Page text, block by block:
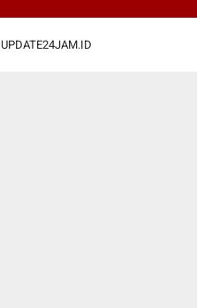
UPDATE24JAM.ID